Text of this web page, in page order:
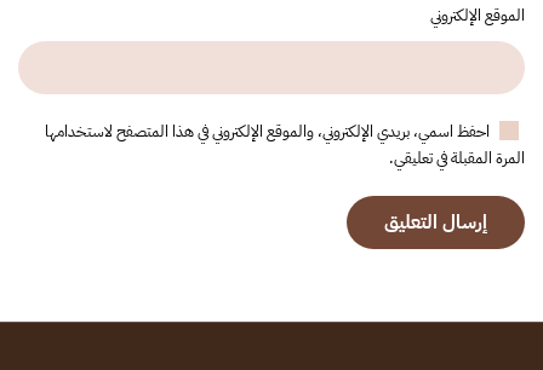
الموقع الإلكتروني
احفظ اسمي، بريدي الإلكتروني، والموقع الإلكتروني في هذا المتصفح لاستخدامها
المرة المقبلة في تعليقي.
إرسال التعليق